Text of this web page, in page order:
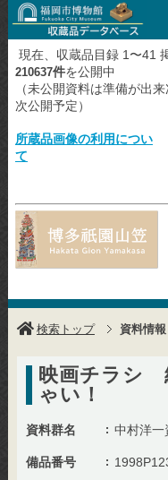
現在、収蔵品目録 1〜41
210637件を公開中
（未公開資料は準備が出
次公開予定）
所蔵品画像の利用につい
て
検索トップ 資料情報
映画チラシ
ゃい！
資料群名 中村洋一
備品番号